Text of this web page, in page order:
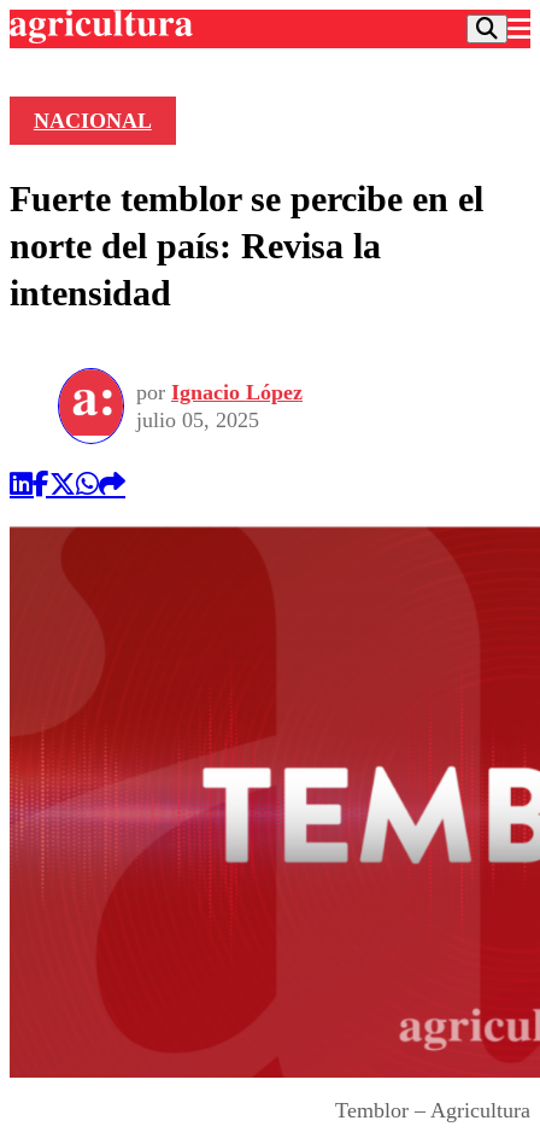
Frecuencias
Agricultura TV
Deportes
Colo Colo
Seleccion Chilena
Torneo Internacional
Universidad de Chile
Entretención
Economía
Internacional
Sustentabilidad
Publicaciones en medios
Opinión
NACIONAL
Fuerte temblor se percibe en el
norte del país: Revisa la
intensidad
por Ignacio López
julio 05, 2025
Temblor – Agricultura